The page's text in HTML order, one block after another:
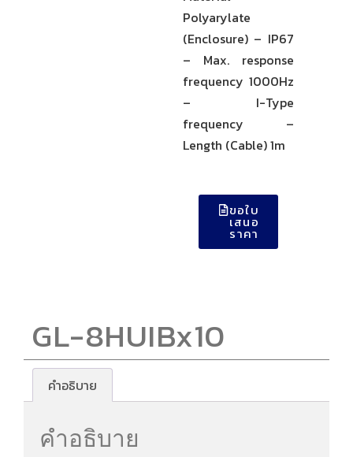
Polyarylate
(Enclosure) – IP67
– Max. response
frequency 1000Hz
– I-Type
frequency –
Length (Cable) 1m
ขอใบ
เสนอ
ราคา
GL-8HUIBx10
คำอธิบาย
คำอธิบาย